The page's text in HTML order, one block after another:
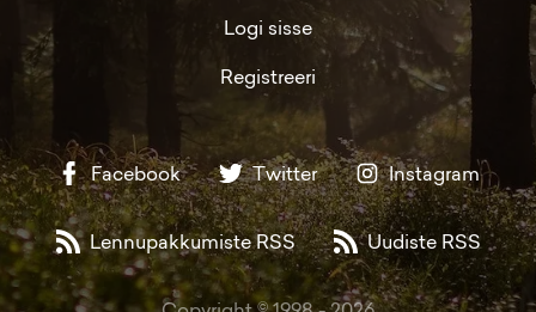
Logi sisse
Registreeri
Facebook Twitter Instagram
Lennupakkumiste RSS Uudiste RSS